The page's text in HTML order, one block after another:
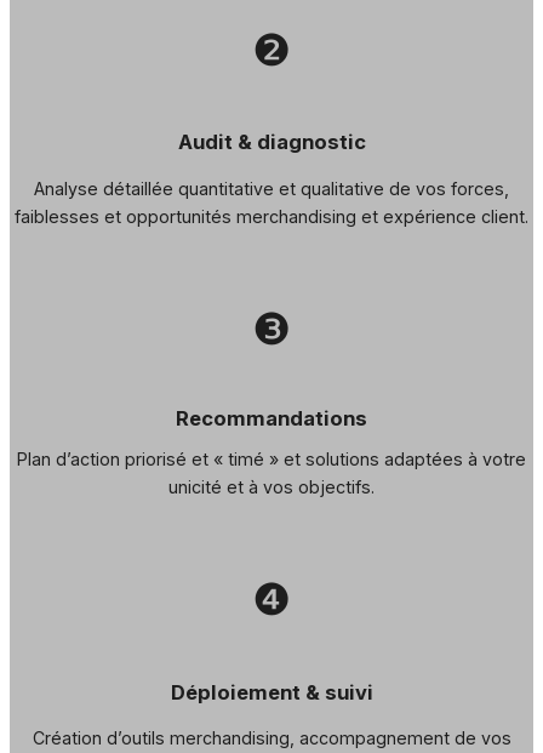
❷
Audit & diagnostic
Analyse détaillée quantitative et qualitative de vos forces,
faiblesses et opportunités merchandising et expérience client.
❸
Recommandations
Plan d’action priorisé et « timé » et solutions adaptées à votre
unicité et à vos objectifs.
❹
Déploiement & suivi
Création d’outils merchandising, accompagnement de vos